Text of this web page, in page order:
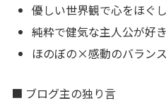
優しい世界観で心をほぐ
純粋で健気な主人公が好
ほのぼの×感動のバラン
■ ブログ主の独り言